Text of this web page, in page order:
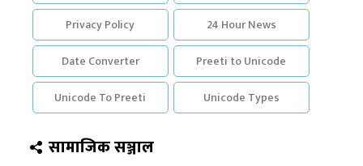
Privacy Policy
24 Hour News
Date Converter
Preeti to Unicode
Unicode To Preeti
Unicode Types
सामाजिक सञ्जाल